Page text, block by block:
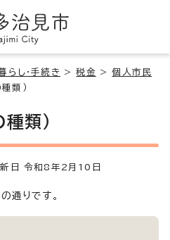
らし・手続き >税金 >個人市民
類）
類）
日 令和8年2月10日
通りです。